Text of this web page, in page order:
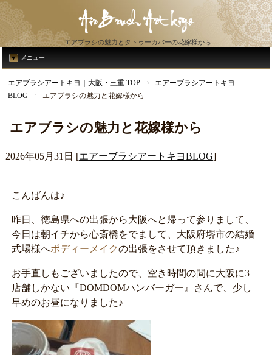
エアブラシの魅力とタトゥーカバーの花嫁様から
メニュー
エアブラシアートキヨ｜大阪・三重 TOP
エアーブラシアートキヨ
BLOG
エアブラシの魅力と花嫁様から
エアブラシの魅力と花嫁様から
2026年05月31日 [エアーブラシアートキヨBLOG]
こんばんは♪
昨日、徳島県への出張から大阪へと帰って参りまして、
今日は朝イチから心斎橋をでまして、大阪府堺市の結婚
式場様へボディーメイクの出張をさせて頂きました♪
お手直しもございましたので、空き時間の間に大阪に3
店舗しかない『DOMDOMハンバーガー』さんで、少し
早めのお昼になりました♪